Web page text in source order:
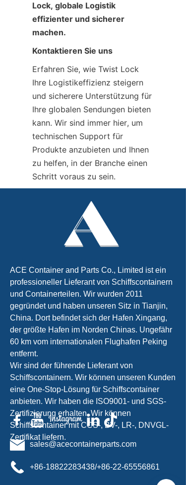
Lock, globale Logistik
effizienter und sicherer
machen.
Kontaktieren Sie uns
Erfahren Sie, wie Twist Lock
Ihre Logistikeffizienz steigern
und sicherere Unterstützung für
Ihre globalen Sendungen bieten
kann. Wir sind immer hier, um
technischen Support für
Produkte anzubieten und Ihnen
zu helfen, in der Branche einen
Schritt voraus zu sein.
ACE Container and Parts Co., Limited ist ein
professioneller Lieferant von Schiffscontainern
und Containerteilen. Wir wurden 2011
gegründet und haben unseren Sitz in Tianjin,
China. Dort befindet sich der Hafen Xingang,
der größte Hafen im Norden Chinas. Ungefähr
60 km vom internationalen Flughafen Peking
entfernt.
Wir sind der führende Lieferant von
Schiffscontainern. Wir können unseren Kunden
eine One-Stop-Lösung für Schiffscontainer
anbieten. Wir haben die ISO9001- und SGS-
Zertifizierung erhalten. Wir können
Schiffscontainer mit CCS-, BV-, LR-, DNVGL-
Zertifikat liefern.
sales@acecontainerparts.com
+86-18822283438/+86-22-65556861